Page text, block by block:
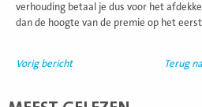
verhouding betaal je dus voor het
dan de hoogte van de premie op het
Vorig bericht Terug